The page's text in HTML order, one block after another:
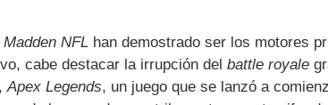
Madden NFL han demostrado ser los motores
cabe destacar la irrupción del battle royale
Apex Legends, un juego que se lanzó a